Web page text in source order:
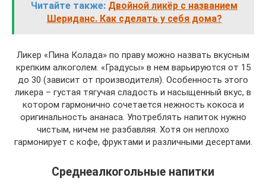
Читайте также: Двойной ликёр c названием
Шериданс. Как сделать у себя дома?
Ликер «Пина Колада» по праву можно назвать вкусным
крепким алкоголем. «Градусы» в нем варьируются от 15
до 30 (зависит от производителя). Особенность этого
ликера – густая тягучая сладость и насыщенный вкус, в
котором гармонично сочетается нежность кокоса и
оригинальность ананаса. Употреблять напиток нужно
чистым, ничем не разбавляя. Хотя он неплохо
гармонирует с кофе, фруктами и различными десертами.
Среднеалкогольные напитки